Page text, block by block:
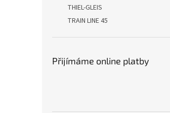
THIEL-GLEIS
TRAIN LINE 45
Přijímáme online platby